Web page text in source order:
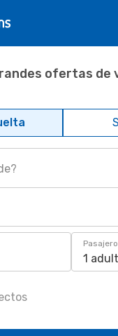
ofertas de
1